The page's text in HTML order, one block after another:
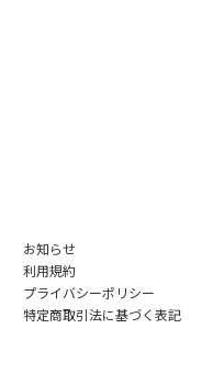
お知らせ
利用規約
プライバシーポリシー
特定商取引法に基づく表記